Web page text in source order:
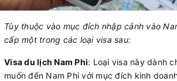
Tùy thuộc vào mục đích nhập cảnh vào
cấp một trong các loại visa sau:
Visa du lịch Nam Phi: Loại visa này dành
muốn đến Nam Phi với mục đích kinh